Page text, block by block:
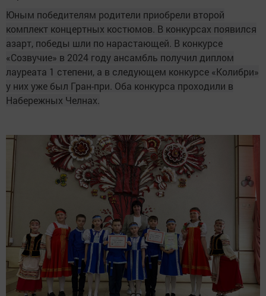
Юным победителям родители приобрели второй
комплект концертных костюмов. В конкурсах появился
азарт, победы шли по нарастающей. В конкурсе
«Созвучие» в 2024 году ансамбль получил диплом
лауреата 1 степени, а в следующем конкурсе «Колибри»
у них уже был Гран-при. Оба конкурса проходили в
Набережных Челнах.